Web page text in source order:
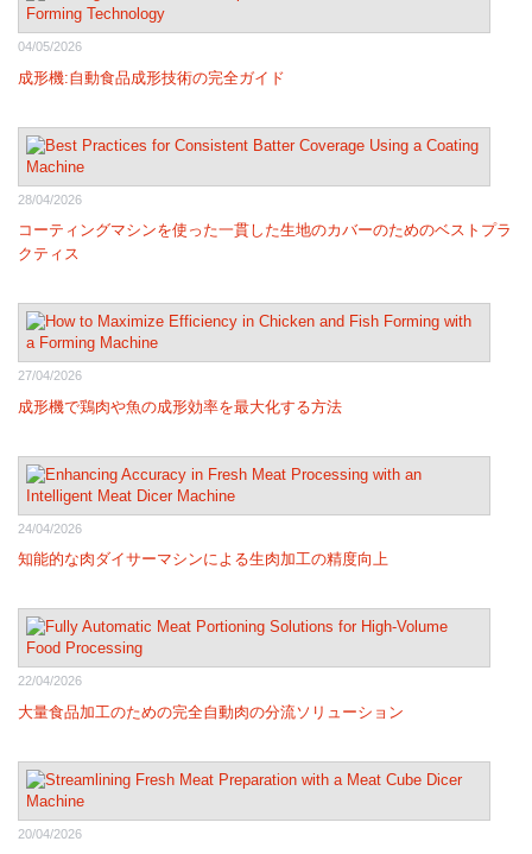
04/05/2026
成形機:自動食品成形技術の完全ガイド
28/04/2026
コーティングマシンを使った一貫した生地のカバーのためのベストプラ
クティス
27/04/2026
成形機で鶏肉や魚の成形効率を最大化する方法
24/04/2026
知能的な肉ダイサーマシンによる生肉加工の精度向上
22/04/2026
大量食品加工のための完全自動肉の分流ソリューション
20/04/2026